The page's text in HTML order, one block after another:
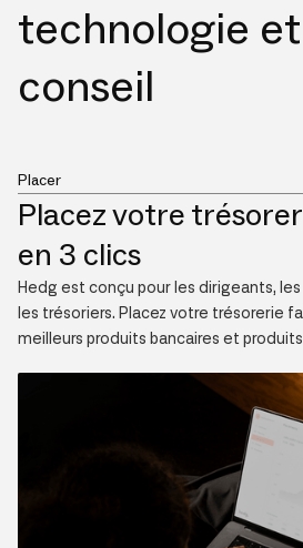
technologie
conseil
Placer
Placez votre
en 3 clics
Hedg est conçu pour les dirigeants,
les trésoriers. Placez votre trésorerie
meilleurs produits bancaires et